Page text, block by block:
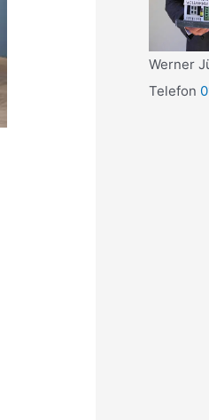
Werner
Telefon